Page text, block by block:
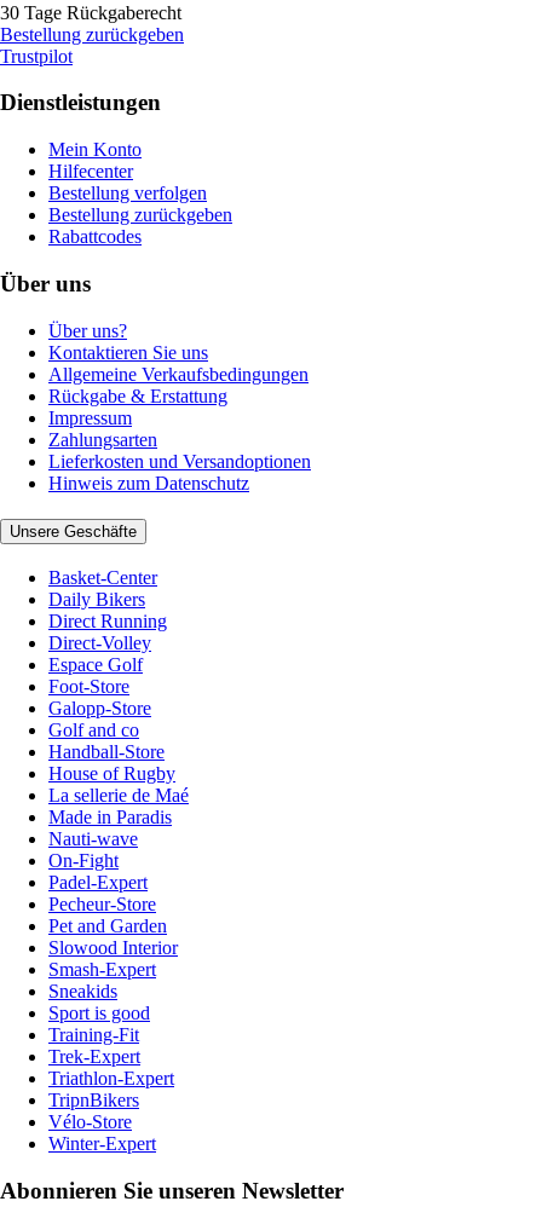
30 Tage Rückgaberecht
Bestellung zurückgeben
Trustpilot
Dienstleistungen
Mein Konto
Hilfecenter
Bestellung verfolgen
Bestellung zurückgeben
Rabattcodes
Über uns
Über uns?
Kontaktieren Sie uns
Allgemeine Verkaufsbedingungen
Rückgabe & Erstattung
Impressum
Zahlungsarten
Lieferkosten und Versandoptionen
Hinweis zum Datenschutz
Unsere Geschäfte
Basket-Center
Daily Bikers
Direct Running
Direct-Volley
Espace Golf
Foot-Store
Galopp-Store
Golf and co
Handball-Store
House of Rugby
La sellerie de Maé
Made in Paradis
Nauti-wave
On-Fight
Padel-Expert
Pecheur-Store
Pet and Garden
Slowood Interior
Smash-Expert
Sneakids
Sport is good
Training-Fit
Trek-Expert
Triathlon-Expert
TripnBikers
Vélo-Store
Winter-Expert
Abonnieren Sie unseren Newsletter